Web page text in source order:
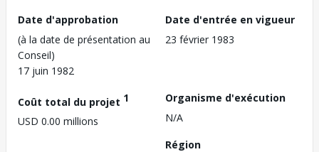
Date d'approbation
(à la date de présentation au
Conseil)
17 juin 1982
Date d'entrée en vigueur
23 février 1983
Coût total du projet 1
USD 0.00 millions
Organisme d'exécution
N/A
Région